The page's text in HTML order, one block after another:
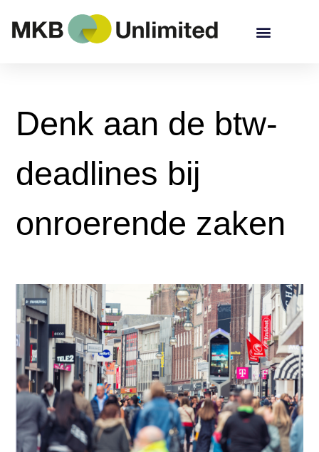
Denk aan de btw-
deadlines bij
onroerende zaken